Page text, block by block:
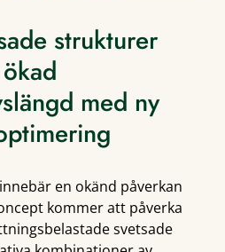
strukturer
med ny
en okänd påverkan
kommer att påverka
svetsade